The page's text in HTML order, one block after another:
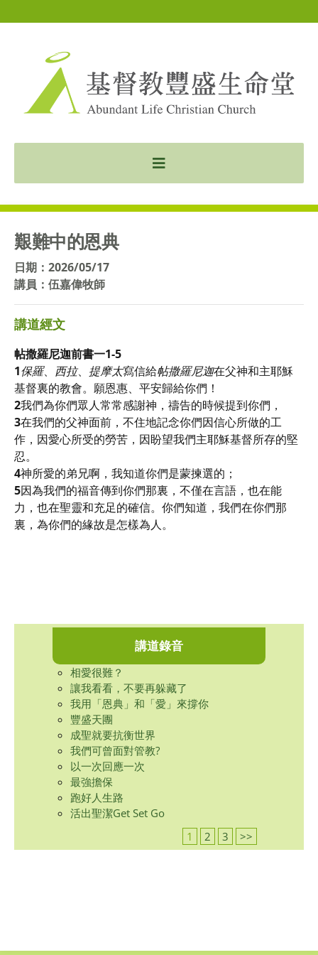
艱難中的恩典
日期：2026/05/17
講員：伍嘉偉牧師
講道經文
帖撒羅尼迦前書一1-5
1保羅、 西拉、 提摩太寫信給帖撒羅尼迦在父神和主耶穌
基督裏的教會。願恩惠、平安歸給你們！
2我們為你們眾人常常感謝神，禱告的時候提到你們，
3在我們的父神面前，不住地記念你們因信心所做的工
作，因愛心所受的勞苦，因盼望我們主耶穌基督所存的堅
忍。
4神所愛的弟兄啊，我知道你們是蒙揀選的；
5因為我們的福音傳到你們那裏，不僅在言語，也在能
力，也在聖靈和充足的確信。你們知道，我們在你們那
裏，為你們的緣故是怎樣為人。
講道錄音
相愛很難？
讓我看看，不要再躲藏了
我用「恩典」和「愛」來撐你
豐盛天團
成聖就要抗衡世界
我們可曾面對管教?
以一次回應一次
最強擔保
跑好人生路
活出聖潔Get Set Go
1
2 3 >>